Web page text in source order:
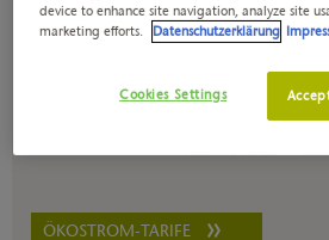
ÖKOSTROM-TARIFE
device to enhance site navigation, analyze site
marketing efforts.
Datenschutzerklärung
Cookies Settings